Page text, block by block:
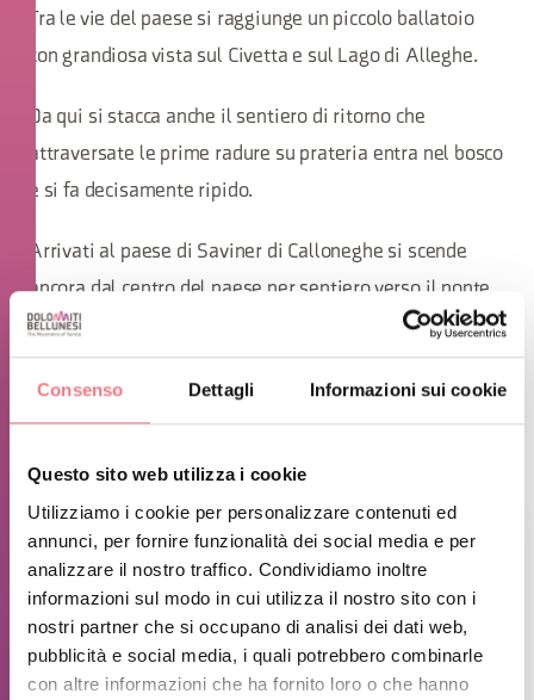
Consenso Dettagli Informazioni sui cookie
Questo sito web utilizza i cookie
Utilizziamo i cookie per personalizzare contenuti ed
annunci, per fornire funzionalità dei social media e per
analizzare il nostro traffico. Condividiamo inoltre
informazioni sul modo in cui utilizza il nostro sito con i
nostri partner che si occupano di analisi dei dati web,
pubblicità e social media, i quali potrebbero combinarle
con altre informazioni che ha fornito loro o che hanno
Tra le vie del paese si raggiunge un piccolo ballatoio
con grandiosa vista sul Civetta e sul Lago di Alleghe.
Da qui si stacca anche il sentiero di ritorno che
attraversate le prime radure su prateria entra nel bosco
e si fa decisamente ripido.
Arrivati al paese di Saviner di Calloneghe si scende
ancora dal centro del paese per sentiero verso il ponte
sul Cordevole che si attraversa per rientrare ad Alleghe,
o in alternativa si procede con il giro del lago prima di
chiudere l'anello rientrando ad Alleghe per il